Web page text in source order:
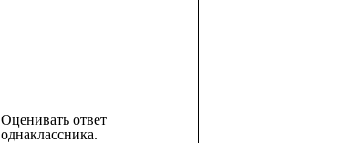
Оценивать ответ
однаклассника.